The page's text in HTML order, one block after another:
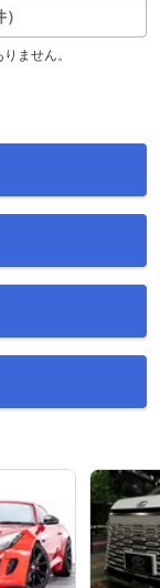
ません。